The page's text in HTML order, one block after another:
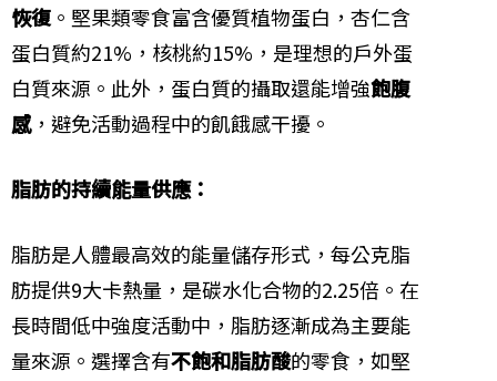
恢復。堅果類零食富含優質植物蛋白，杏仁含
蛋白質約21%，核桃約15%，是理想的戶外蛋
白質來源。此外，蛋白質的攝取還能增強飽腹
感，避免活動過程中的飢餓感干擾。
脂肪的持續能量供應：
脂肪是人體最高效的能量儲存形式，每公克脂
肪提供9大卡熱量，是碳水化合物的2.25倍。在
長時間低中強度活動中，脂肪逐漸成為主要能
量來源。選擇含有不飽和脂肪酸的零食，如堅